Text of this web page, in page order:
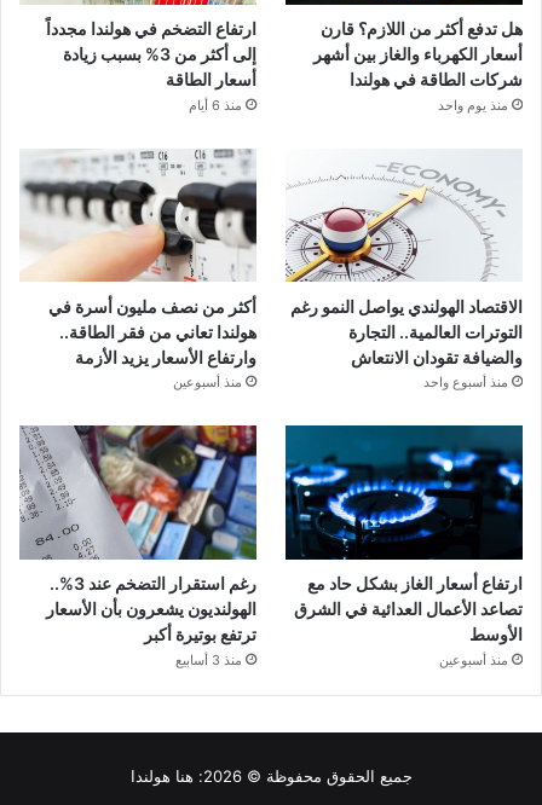
هل تدفع أكثر من اللازم؟ قارن
أسعار الكهرباء والغاز بين أشهر
شركات الطاقة في هولندا
منذ يوم واحد
ارتفاع التضخم في هولندا مجدداً
إلى أكثر من 3% بسبب زيادة
أسعار الطاقة
منذ 6 أيام
الاقتصاد الهولندي يواصل النمو رغم
التوترات العالمية.. التجارة
والضيافة تقودان الانتعاش
منذ أسبوع واحد
أكثر من نصف مليون أسرة في
هولندا تعاني من فقر الطاقة..
وارتفاع الأسعار يزيد الأزمة
منذ أسبوعين
ارتفاع أسعار الغاز بشكل حاد مع
تصاعد الأعمال العدائية في الشرق
الأوسط
منذ أسبوعين
رغم استقرار التضخم عند 3%..
الهولنديون يشعرون بأن الأسعار
ترتفع بوتيرة أكبر
منذ 3 أسابيع
جميع الحقوق محفوظة © 2026:
هنا هولندا